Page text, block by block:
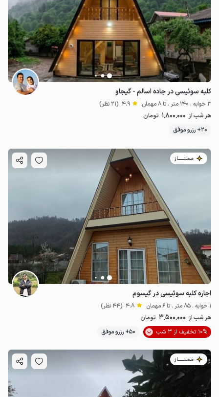
کلبه سوئیسی در جاده اسالم - گیجاو
3 خوابه . 140 متر . تا 8 مهمان 4.9 (21 نظر)
هر شب از 1٬800٬000 تومان
20+ رزرو موفق
مـمـتــــــاز
اجاره کلبه سوئیسی در گیسوم
1 خوابه . 85 متر . تا 6 مهمان 4.8 (44 نظر)
هر شب از 3٬500٬000 تومان
10% تخفیف از 3 شب
50+ رزرو موفق
مـمـتــــــاز